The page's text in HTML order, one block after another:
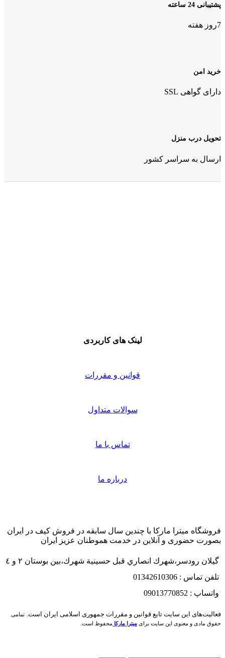
پشتیبانی 24 ساعته
7روز هفته
خرید امن
دارای گواهی SSL
تحویل درب منزل
ارسال به سراسر کشور
لینک های کاربردی
قوانین و مقررات
سوالات متداول
تماس با ما
درباره ما
فروشگاه میترا مارکا با چندین سال سابقه در فروش کیف در ایران
بصورت حضوری و آنلاین در خدمت هموطنان عزیز ایران
گيلان رودسر،شهرك انصاري قبل حسينية شهرك،بين بوستان ٢ و ٤
تلفن تماس : 01342610306
واتساپ : 09013770852
فعاليت‌های اين سايت تابع قوانين و مقررات جمهوری اسلامی ايران است. تمامی
حقوق مادی و معنوی این سایت برای میترا مارکا محفوظ است.